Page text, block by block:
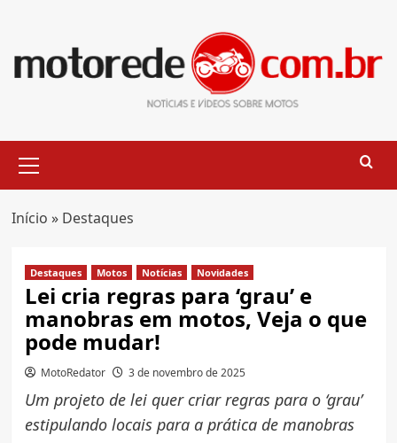
content
Menu
Início » Destaques
Destaques Motos Notícias Novidades
Lei cria regras para ‘grau’ e
manobras em motos, Veja o que
pode mudar!
MotoRedator 3 de novembro de 2025
Um projeto de lei quer criar regras para o ‘grau’
estipulando locais para a prática de manobras